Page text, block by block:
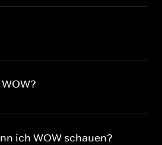
ich WOW schauen?